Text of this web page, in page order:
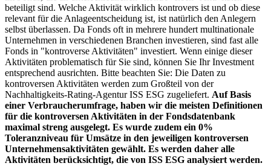
beteiligt sind. Welche Aktivität wirklich kontrovers ist und ob diese
relevant für die Anlageentscheidung ist, ist natürlich den Anlegern
selbst überlassen. Da Fonds oft in mehrere hundert multinationale
Unternehmen in verschiedenen Branchen investieren, sind fast alle
Fonds in "kontroverse Aktivitäten" investiert. Wenn einige dieser
Aktivitäten problematisch für Sie sind, können Sie Ihr Investment
entsprechend ausrichten. Bitte beachten Sie: Die Daten zu
kontroversen Aktivitäten werden zum Großteil von der
Nachhaltigkeits-Rating-Agentur ISS ESG zugeliefert. Auf Basis
einer Verbraucherumfrage, haben wir die meisten Definitionen
für die kontroversen Aktivitäten in der Fondsdatenbank
maximal streng ausgelegt. Es wurde zudem ein 0%
Toleranzniveau für Umsätze in den jeweiligen kontroversen
Unternehmensaktivitäten gewählt. Es werden daher alle
Aktivitäten berücksichtigt, die von ISS ESG analysiert werden.